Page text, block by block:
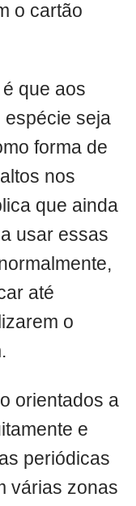
o cartão
que aos
espécie seja
forma de
nos
que ainda
usar essas
até
o
orientados a
e
periódicas
várias zonas